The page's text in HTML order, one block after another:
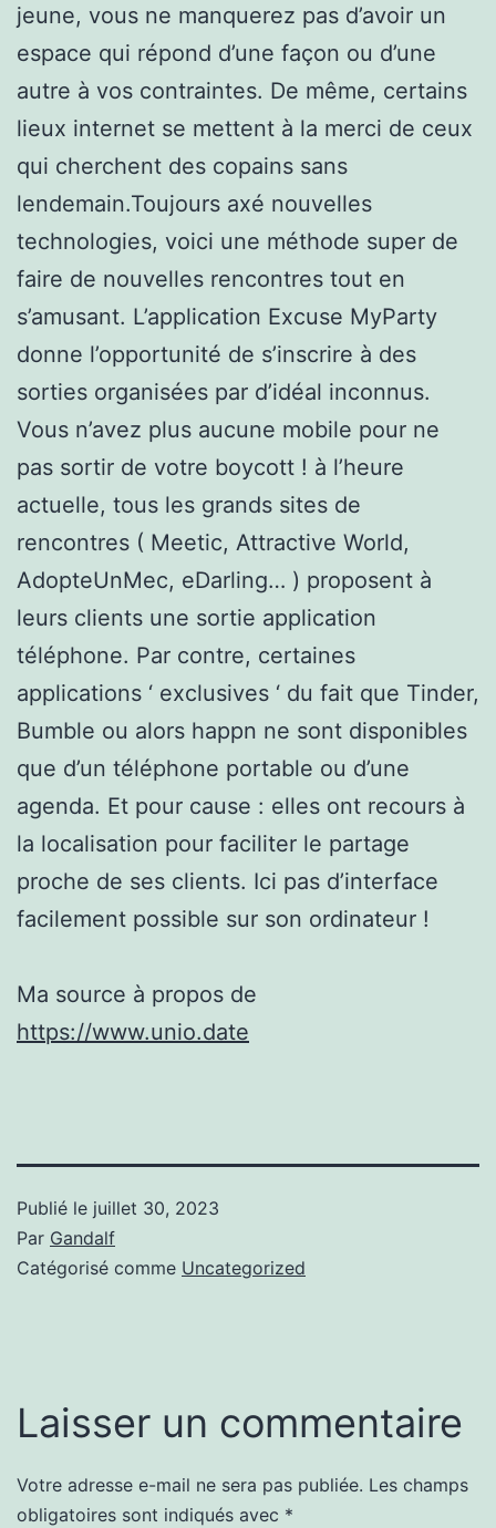
jeune, vous ne manquerez pas d’avoir un
espace qui répond d’une façon ou d’une
autre à vos contraintes. De même, certains
lieux internet se mettent à la merci de ceux
qui cherchent des copains sans
lendemain.Toujours axé nouvelles
technologies, voici une méthode super de
faire de nouvelles rencontres tout en
s’amusant. L’application Excuse MyParty
donne l’opportunité de s’inscrire à des
sorties organisées par d’idéal inconnus.
Vous n’avez plus aucune mobile pour ne
pas sortir de votre boycott ! à l’heure
actuelle, tous les grands sites de
rencontres ( Meetic, Attractive World,
AdopteUnMec, eDarling… ) proposent à
leurs clients une sortie application
téléphone. Par contre, certaines
applications ‘ exclusives ‘ du fait que Tinder,
Bumble ou alors happn ne sont disponibles
que d’un téléphone portable ou d’une
agenda. Et pour cause : elles ont recours à
la localisation pour faciliter le partage
proche de ses clients. Ici pas d’interface
facilement possible sur son ordinateur !
Ma source à propos de
https://www.unio.date
Publié le juillet 30, 2023
Par Gandalf
Catégorisé comme Uncategorized
Laisser un commentaire
Votre adresse e-mail ne sera pas publiée. Les champs
obligatoires sont indiqués avec *